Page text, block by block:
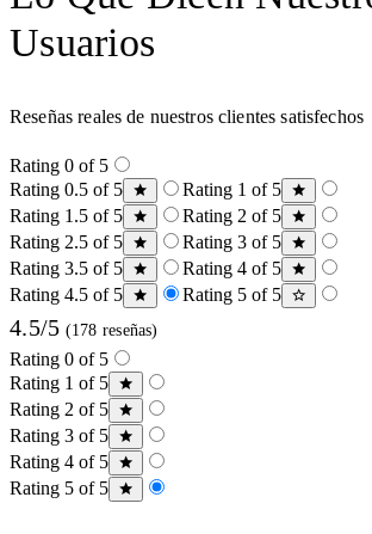
Usuarios
Reseñas reales de nuestros clientes satisfechos
Rating 0 of 5
Rating 0.5 of 5
Rating 1 of 5
Rating 1.5 of 5
Rating 2 of 5
Rating 2.5 of 5
Rating 3 of 5
Rating 3.5 of 5
Rating 4 of 5
Rating 4.5 of 5
Rating 5 of 5
4.5/5 (178 reseñas)
Rating 0 of 5
Rating 1 of 5
Rating 2 of 5
Rating 3 of 5
Rating 4 of 5
Rating 5 of 5